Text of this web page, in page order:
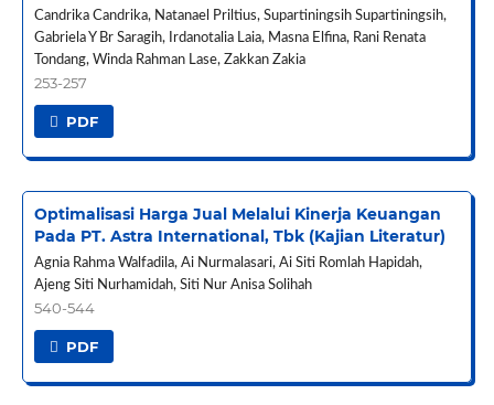
Candrika Candrika, Natanael Priltius, Supartiningsih Supartiningsih,
Gabriela Y Br Saragih, Irdanotalia Laia, Masna Elfina, Rani Renata
Tondang, Winda Rahman Lase, Zakkan Zakia
253-257
PDF
Optimalisasi Harga Jual Melalui Kinerja Keuangan
Pada PT. Astra International, Tbk (Kajian Literatur)
Agnia Rahma Walfadila, Ai Nurmalasari, Ai Siti Romlah Hapidah,
Ajeng Siti Nurhamidah, Siti Nur Anisa Solihah
540-544
PDF